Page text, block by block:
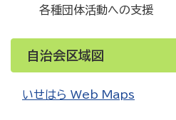
各種団体活動への支援
自治会区域図
いせはら Web Maps